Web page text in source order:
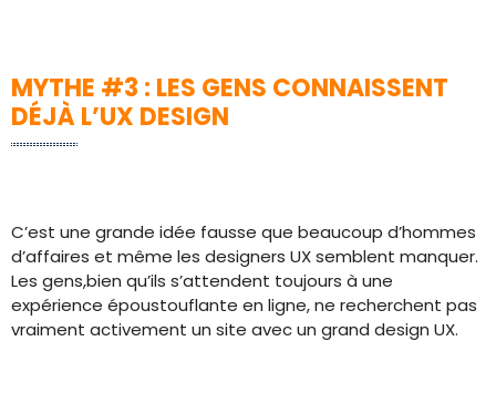
MYTHE #3 : LES GENS CONNAISSENT
DÉJÀ L’UX DESIGN
C’est une grande idée fausse que beaucoup d’hommes
d’affaires et même les designers UX semblent manquer.
Les gens,bien qu’ils s’attendent toujours à une
expérience époustouflante en ligne, ne recherchent pas
vraiment activement un site avec un grand design UX.